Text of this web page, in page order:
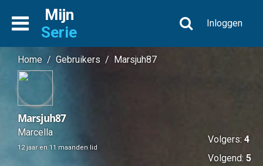
Mijn
Serie
Inloggen
Home / Gebruikers / Marsjuh87
Marsjuh87
Marcella
12 jaar en 11 maanden lid
Volgers: 4
Volgend: 5